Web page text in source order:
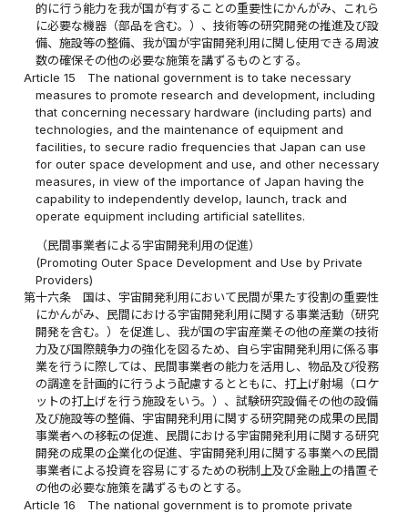
的に行う能力を我が国が有することの重要性にかんがみ、これら
に必要な機器（部品を含む。）、技術等の研究開発の推進及び設
備、施設等の整備、我が国が宇宙開発利用に関し使用できる周波
数の確保その他の必要な施策を講ずるものとする。
Article 15
The national government is to take necessary
measures to promote research and development, including
that concerning necessary hardware (including parts) and
technologies, and the maintenance of equipment and
facilities, to secure radio frequencies that Japan can use
for outer space development and use, and other necessary
measures, in view of the importance of Japan having the
capability to independently develop, launch, track and
operate equipment including artificial satellites.
（民間事業者による宇宙開発利用の促進）
(Promoting Outer Space Development and Use by Private
Providers)
第十六条
国は、宇宙開発利用において民間が果たす役割の重要性
にかんがみ、民間における宇宙開発利用に関する事業活動（研究
開発を含む。）を促進し、我が国の宇宙産業その他の産業の技術
力及び国際競争力の強化を図るため、自ら宇宙開発利用に係る事
業を行うに際しては、民間事業者の能力を活用し、物品及び役務
の調達を計画的に行うよう配慮するとともに、打上げ射場（ロケ
ットの打上げを行う施設をいう。）、試験研究設備その他の設備
及び施設等の整備、宇宙開発利用に関する研究開発の成果の民間
事業者への移転の促進、民間における宇宙開発利用に関する研究
開発の成果の企業化の促進、宇宙開発利用に関する事業への民間
事業者による投資を容易にするための税制上及び金融上の措置そ
の他の必要な施策を講ずるものとする。
Article 16
The national government is to promote private